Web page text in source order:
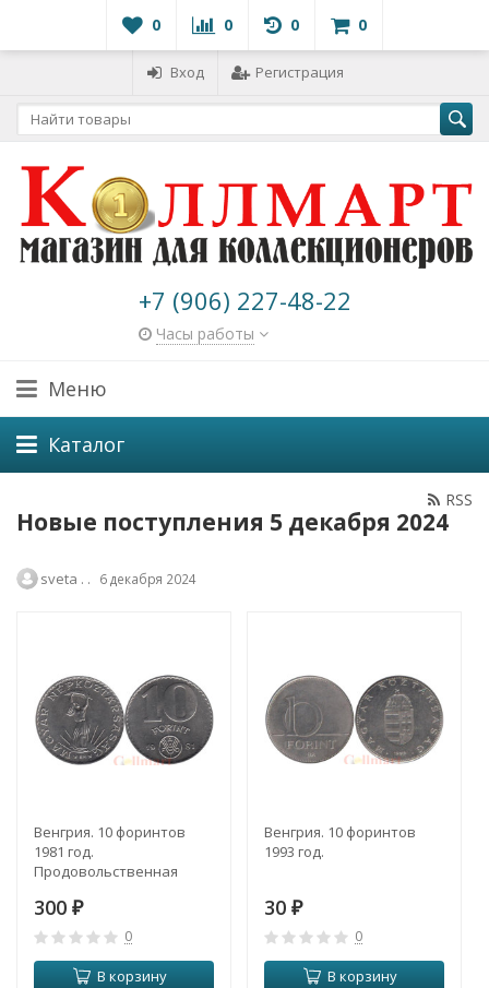
0 0 0 0
Вход Регистрация
+7 (906) 227-48-22
Часы работы
Меню
Каталог
RSS
Новые поступления 5 декабря 2024
sveta . . 6 декабря 2024
Венгрия. 10 форинтов
1981 год.
Продовольственная
300 ₽
0
В корзину
Венгрия. 10 форинтов
1993 год.
30 ₽
0
В корзину